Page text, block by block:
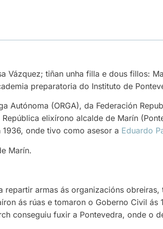
Vázquez; tiñan unha filla e dous fillos:
preparatoria do Instituto de
Autónoma (ORGA), da Federación
elixírono alcalde de Marín
onde tivo como asesor a Eduardo
Marín.
armas ás organizacións
ás rúas e tomaron o Goberno Civil ás
conseguiu fuxir a Pontevedra, onde o